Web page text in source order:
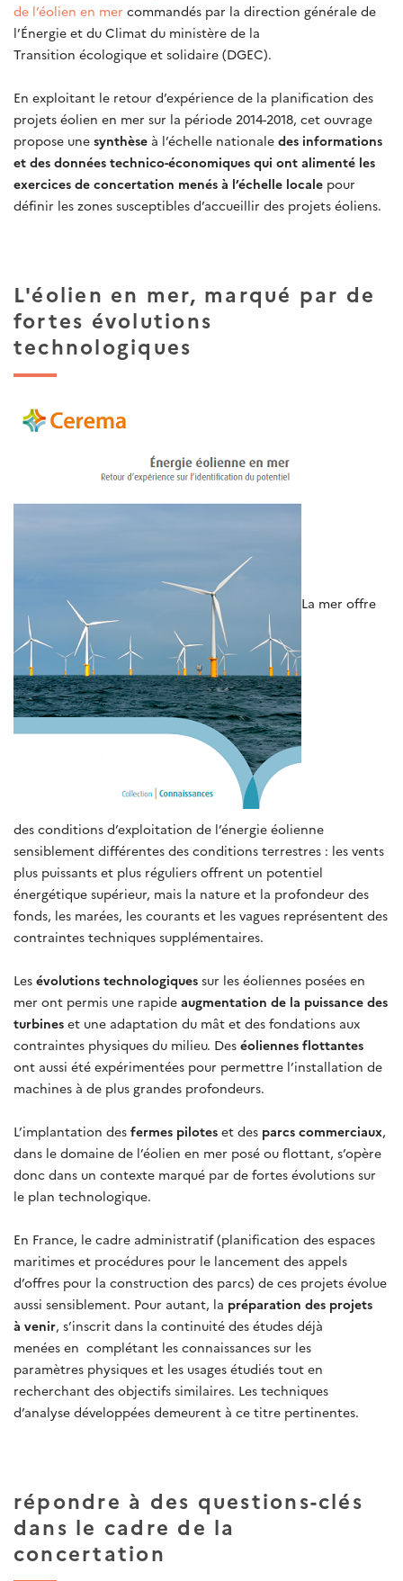
de l’éolien en mer commandés par la direction générale de
l’Énergie et du Climat du ministère de la
Transition écologique et solidaire (DGEC).
En exploitant le retour d’expérience de la planification des
projets éolien en mer sur la période 2014-2018, cet ouvrage
propose une synthèse à l’échelle nationale des informations
et des données technico-économiques qui ont alimenté les
exercices de concertation menés à l’échelle locale pour
définir les zones susceptibles d’accueillir des projets éoliens.
L'éolien en mer, marqué par de
fortes évolutions
technologiques
La mer offre
des conditions d’exploitation de l’énergie éolienne
sensiblement différentes des conditions terrestres : les vents
plus puissants et plus réguliers offrent un potentiel
énergétique supérieur, mais la nature et la profondeur des
fonds, les marées, les courants et les vagues représentent des
contraintes techniques supplémentaires.
Les évolutions technologiques sur les éoliennes posées en
mer ont permis une rapide augmentation de la puissance des
turbines et une adaptation du mât et des fondations aux
contraintes physiques du milieu. Des éoliennes flottantes
ont aussi été expérimentées pour permettre l’installation de
machines à de plus grandes profondeurs.
L’implantation des fermes pilotes et des parcs commerciaux,
dans le domaine de l’éolien en mer posé ou flottant, s’opère
donc dans un contexte marqué par de fortes évolutions sur
le plan technologique.
En France, le cadre administratif (planification des espaces
maritimes et procédures pour le lancement des appels
d’offres pour la construction des parcs) de ces projets évolue
aussi sensiblement. Pour autant, la préparation des projets
à venir, s’inscrit dans la continuité des études déjà
menées en complétant les connaissances sur les
paramètres physiques et les usages étudiés tout en
recherchant des objectifs similaires. Les techniques
d’analyse développées demeurent à ce titre pertinentes.
répondre à des questions-clés
dans le cadre de la
concertation